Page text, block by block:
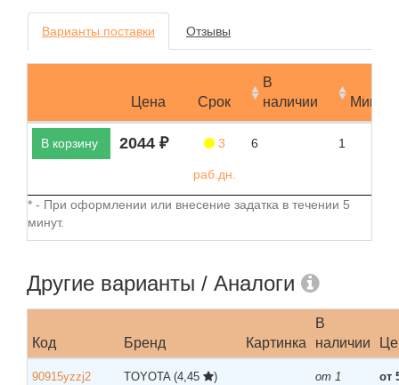
Варианты поставки Отзывы
Цена Срок
В
наличии
В корзину 2044 ₽ 3
раб.дн.
6 1
* - При оформлении или внесение задатка в течении 5
минут.
Другие варианты / Аналоги
Код Бренд Картинка
В
наличии
90915yzzj2 TOYOTA (4,45 )
от 1
от